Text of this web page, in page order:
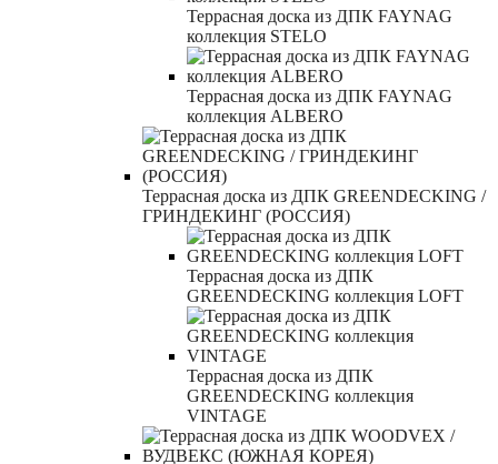
Террасная доска из ДПК FAYNAG
коллекция STELO
Террасная доска из ДПК FAYNAG
коллекция ALBERO
Террасная доска из ДПК GREENDECKING /
ГРИНДЕКИНГ (РОССИЯ)
Террасная доска из ДПК
GREENDECKING коллекция LOFT
Террасная доска из ДПК
GREENDECKING коллекция
VINTAGE